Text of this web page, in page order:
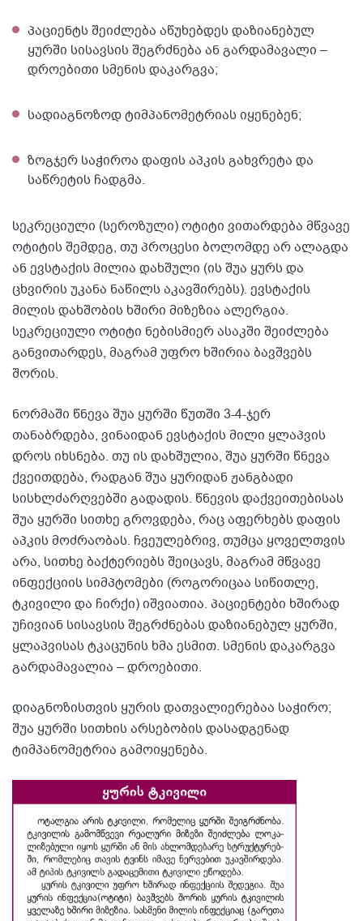
პაციენტს შეიძლება აწუხებდეს დაზიანებულ
ყურში სისავსის შეგრძნება ან გარდამავალი –
დროებითი სმენის დაკარგვა;
სადიაგნოზოდ ტიმპანომეტრიას იყენებენ;
ზოგჯერ საჭიროა დაფის აპკის გახვრეტა და
საწრეტის ჩადგმა.
სეკრეციული (სეროზული) ოტიტი ვითარდება მწვავე
ოტიტის შემდეგ, თუ პროცესი ბოლომდე არ ალაგდა
ან ევსტაქის მილია დახშული (ის შუა ყურს და
ცხვირის უკანა ნაწილს აკავშირებს). ევსტაქის
მილის დახშობის ხშირი მიზეზია ალერგია.
სეკრეციული ოტიტი ნებისმიერ ასაკში შეიძლება
განვითარდეს, მაგრამ უფრო ხშირია ბავშვებს
შორის.
ნორმაში წნევა შუა ყურში წუთში 3-4-ჯერ
თანაბრდება, ვინაიდან ევსტაქის მილი ყლაპვის
დროს იხსნება. თუ ის დახშულია, შუა ყურში წნევა
ქვეითდება, რადგან შუა ყურიდან ჟანგბადი
სისხლძარღვებში გადადის. წნევის დაქვეითებისას
შუა ყურში სითხე გროვდება, რაც აფერხებს დაფის
აპკის მოძრაობას. ჩვეულებრივ, თუმცა ყოველთვის
არა, სითხე ბაქტერიებს შეიცავს, მაგრამ მწვავე
ინფექციის სიმპტომები (როგორიცაა სიწითლე,
ტკივილი და ჩირქი) იშვიათია. პაციენტები ხშირად
უჩივიან სისავსის შეგრძნებას დაზიანებულ ყურში,
ყლაპვისას ტკაცუნის ხმა ესმით. სმენის დაკარგვა
გარდამავალია – დროებითი.
დიაგნოზისთვის ყურის დათვალიერებაა საჭირო;
შუა ყურში სითხის არსებობის დასადგენად
ტიმპანომეტრია გამოიყენება.